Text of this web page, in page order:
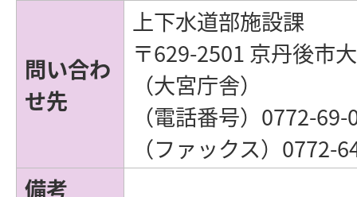
問い合わ
せ先
上下水道部施設課
〒629-2501 京丹後市
（大宮庁舎）
（電話番号）0772-69-
（ファックス）0772-
備考